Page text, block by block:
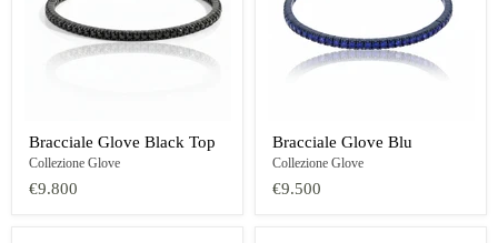
Bracciale Glove Black Top
Collezione Glove
€9.800
Bracciale Glove Blu
Collezione Glove
€9.500